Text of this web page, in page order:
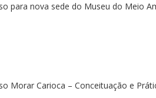
para nova sede do Museu do Meio
Morar Carioca – Conceituação e